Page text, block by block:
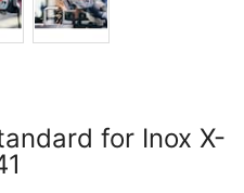
for Inox X-